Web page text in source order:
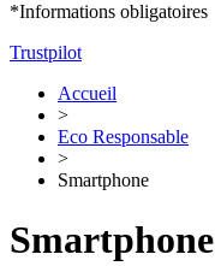
*Informations obligatoires
Trustpilot
Accueil
>
Eco Responsable
>
Smartphone
Smartphone